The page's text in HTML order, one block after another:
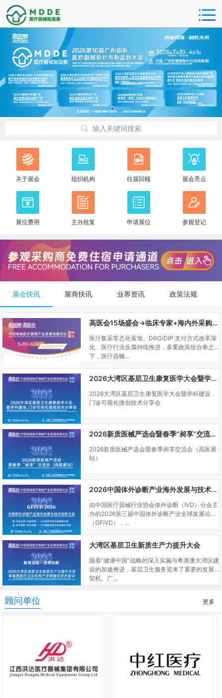
输入关键词搜索
关于展会 组织机构 往届回顾 展会亮点
展位费用 主办批复 申请展位 参观登记
展会快讯 展商快讯 业界资讯 政策法规
高医会15场盛会→临床专家+海内外采购商双向对接
医疗集采常态化落地、DRG/DIP 支付方式改革深
化、医疗行业反腐持续推进，多重政策组合拳之
下，医疗器械...
2026大湾区基层卫生康复医学大会暨学科建设、门诊可视化微创技术分享会
2026大湾区基层卫生康复医学大会暨学科建设、
门诊可视化微创技术分享会
2026新质医械严选会暨春季“昶享”交流会（高医展站）
2026新质医械严选会暨春季昶享交流会（高医展
站）
2026中国体外诊断产业海外发展与技术创新大会
由中国医疗器械行业协会体外诊断（IVD）分会主
办的2026第三届中国体外诊断产业全球发展论坛
（GFIVD），...
大湾区基层卫生新质生产力提升大会
随着“健康中国”战略的深入实施与粤港澳大湾区建
设的加速推进，基层卫生服务迎来了重要的发展
契机。广...
顾问单位 更多